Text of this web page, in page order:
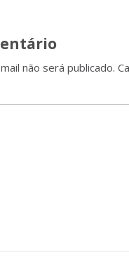
não será publicado.